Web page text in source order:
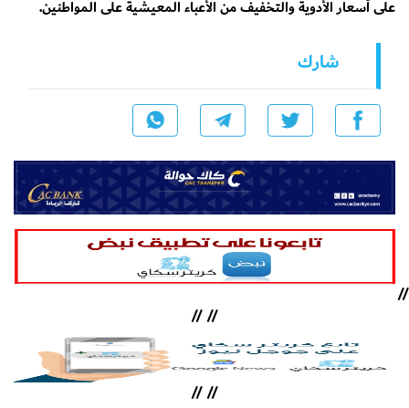
على أسعار الأدوية والتخفيف من الأعباء المعيشية على المواطنين.
شارك
//
//
//
//
//